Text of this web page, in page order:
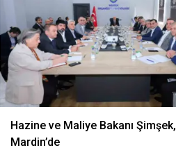
Hazine ve Maliye Bakanı Şimşek,
Mardin’de